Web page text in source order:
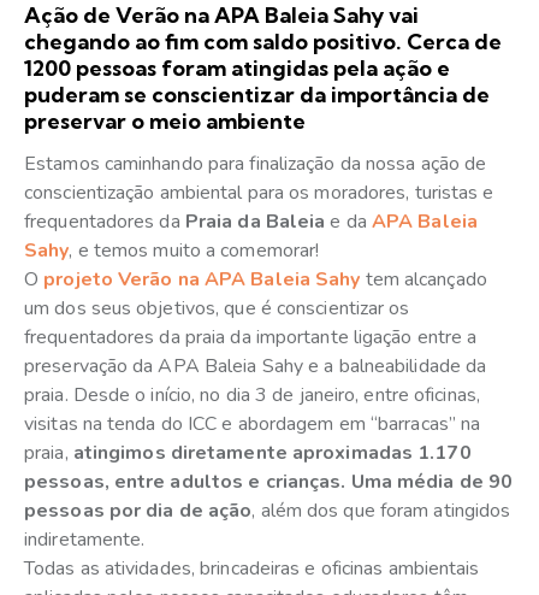
Ação de Verão na APA Baleia Sahy vai
chegando ao fim com saldo positivo. Cerca de
1200 pessoas foram atingidas pela ação e
puderam se conscientizar da importância de
preservar o meio ambiente
Estamos caminhando para finalização da nossa ação de
conscientização ambiental para os moradores, turistas e
frequentadores da Praia da Baleia e da APA Baleia
Sahy, e temos muito a comemorar!
O projeto Verão na APA Baleia Sahy tem alcançado
um dos seus objetivos, que é conscientizar os
frequentadores da praia da importante ligação entre a
preservação da APA Baleia Sahy e a balneabilidade da
praia. Desde o início, no dia 3 de janeiro, entre oficinas,
visitas na tenda do ICC e abordagem em “barracas” na
praia, atingimos diretamente aproximadas 1.170
pessoas, entre adultos e crianças. Uma média de 90
pessoas por dia de ação, além dos que foram atingidos
indiretamente.
Todas as atividades, brincadeiras e oficinas ambientais